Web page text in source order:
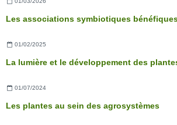
01/02/2025
La lumière et le développement des
01/07/2024
Les plantes au sein des agrosystèmes